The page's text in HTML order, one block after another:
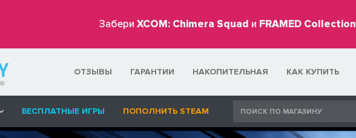
Забери XCOM: Chimera Squad и FRAMED Collection
ОТЗЫВЫ ГАРАНТИИ НАКОПИТЕЛЬНАЯ КАК КУПИТЬ
БЕСПЛАТНЫЕ ИГРЫ ПОПОЛНИТЬ STEAM